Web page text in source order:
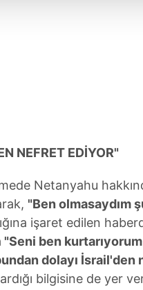
NEFRET EDİYOR"
Netanyahu
"Ben olmasaydım
işaret edilen
"Seni ben
dolayı İsrail'den
bilgisine de yer